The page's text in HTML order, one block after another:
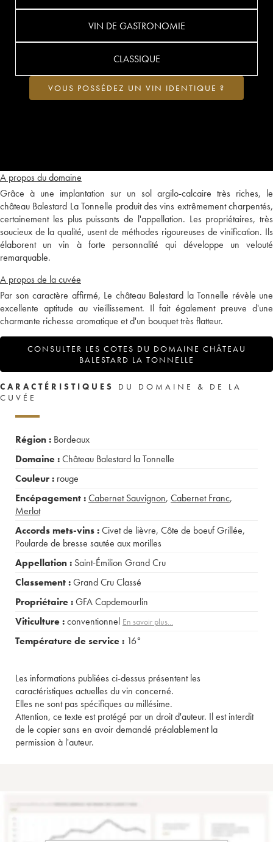
A propos du domaine
Grâce à une implantation sur un sol argilo-calcaire très riches, le
château Balestard La Tonnelle produit des vins extrêmement charpentés,
certainement les plus puissants de l'appellation. Les propriétaires, très
soucieux de la qualité, usent de méthodes rigoureuses de vinification. Ils
élaborent un vin à forte personnalité qui développe un velouté
remarquable.
A propos de la cuvée
Par son caractère affirmé, Le château Balestard la Tonnelle révèle une
excellente aptitude au vieillissement. Il fait également preuve d'une
charmante richesse aromatique et d'un bouquet très flatteur.
CONSULTER LES COTES DU DOMAINE CHÂTEAU
BALESTARD LA TONNELLE
VIN DE GASTRONOMIE
CLASSIQUE
VOUS POSSÉDEZ UN VIN IDENTIQUE ?
CARACTÉRISTIQUES
DU DOMAINE & DE LA
CUVÉE
Région : Bordeaux
Domaine :Château Balestard la Tonnelle
Couleur : rouge
Encépagement :Cabernet Sauvignon, Cabernet Franc,
Merlot
Accords mets-vins :Civet de lièvre, Côte de boeuf Grillée,
Poularde de bresse sautée aux morilles
Appellation : Saint-Émilion Grand Cru
Classement :Grand Cru Classé
Propriétaire :GFA Capdemourlin
Viticulture :conventionnel En savoir plus...
Température de service : 16°
Les informations publiées ci-dessus présentent les
caractéristiques actuelles du vin concerné.
Elles ne sont pas spécifiques au millésime.
Attention, ce texte est protégé par un droit d'auteur. Il est interdit
de le copier sans en avoir demandé préalablement la
permission à l'auteur.